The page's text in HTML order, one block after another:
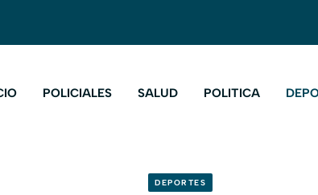
POLICIALES SALUD POLITICA
DEPORTES